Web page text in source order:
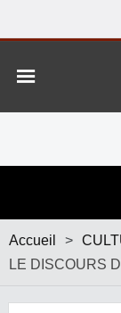
Accueil >
LE DISCOURS